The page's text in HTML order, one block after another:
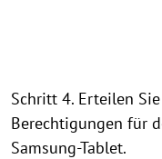
Schritt 4. Erteilen
Berechtigungen für
Samsung-Tablet.